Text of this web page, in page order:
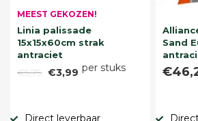
MEEST GEKOZEN!
Linia palissade
15x15x60cm strak
antraciet
€5,75 €3,99 per stuks
Direct leverbaar
Sand